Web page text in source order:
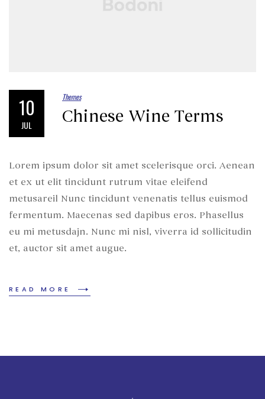
10
JUL
Themes
Chinese Wine Terms
Lorem ipsum dolor sit amet scelerisque orci. Aenean
et ex ut elit tincidunt rutrum vitae eleifend
metusareil Nunc tincidunt venenatis tellus euismod
fermentum. Maecenas sed dapibus eros. Phasellus
eu mi metusdajn. Nunc mi nisl, viverra id sollicitudin
et, auctor sit amet augue.
READ MORE